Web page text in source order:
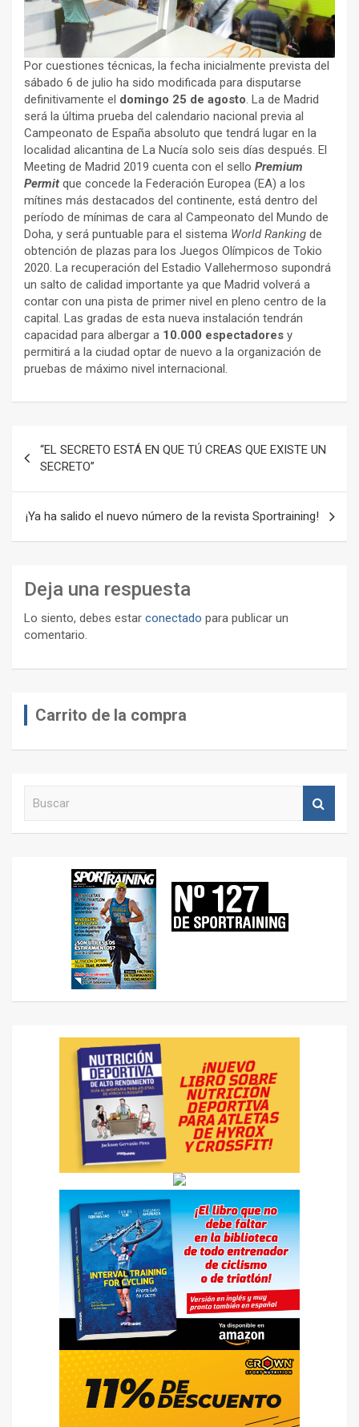
Por cuestiones técnicas, la fecha inicialmente prevista del
sábado 6 de julio ha sido modificada para disputarse
definitivamente el domingo 25 de agosto. La de Madrid
será la última prueba del calendario nacional previa al
Campeonato de España absoluto que tendrá lugar en la
localidad alicantina de La Nucía solo seis días después. El
Meeting de Madrid 2019 cuenta con el sello Premium
Permit que concede la Federación Europea (EA) a los
mítines más destacados del continente, está dentro del
período de mínimas de cara al Campeonato del Mundo de
Doha, y será puntuable para el sistema World Ranking de
obtención de plazas para los Juegos Olímpicos de Tokio
2020. La recuperación del Estadio Vallehermoso supondrá
un salto de calidad importante ya que Madrid volverá a
contar con una pista de primer nivel en pleno centro de la
capital. Las gradas de esta nueva instalación tendrán
capacidad para albergar a 10.000 espectadores y
permitirá a la ciudad optar de nuevo a la organización de
pruebas de máximo nivel internacional.
de
entradas
“EL SECRETO ESTÁ EN QUE TÚ CREAS QUE EXISTE UN
SECRETO”
¡Ya ha salido el nuevo número de la revista Sportraining!
Deja una respuesta
Lo siento, debes estar conectado para publicar un
comentario.
Carrito de la compra